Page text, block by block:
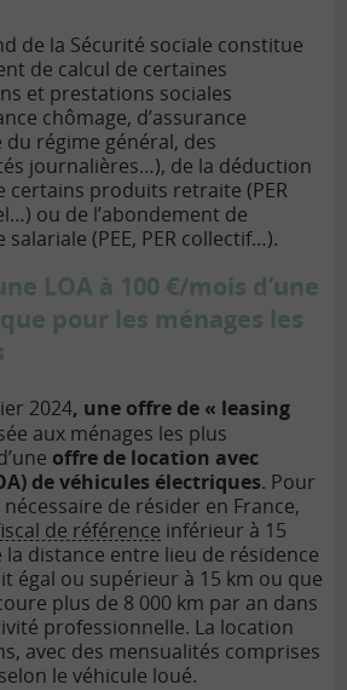
de la Sécurité sociale constitue
de calcul de certaines
et prestations sociales
chômage, d’assurance
du régime général, des
journalières…), de la déduction
certains produits retraite (PER
ou de l’abondement de
salariale (PEE, PER collectif…).
LOA à 100 €/mois d’une
pour les ménages les
2024, une offre de « leasing
aux ménages les plus
offre de location avec
de véhicules électriques. Pour
de résider en France,
de référence inférieur à 15
distance entre lieu de résidence
égal ou supérieur à 15 km ou que
plus de 8 000 km par an dans
professionnelle. La location
avec des mensualités comprises
le véhicule loué.